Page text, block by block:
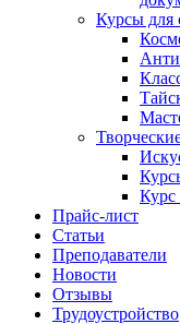
Курсы для
Курс
Прайс-лист
Статьи
Преподаватели
Новости
Отзывы
Трудоустройство